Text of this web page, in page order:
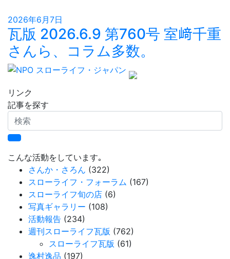
2026年6月7日
瓦版 2026.6.9 第760号 室﨑千重
さんら、コラム多数。
リンク
記事を探す
検
索
こんな活動をしています｡
さんか・さろん (322)
スローライフ・フォーラム (167)
スローライフ旬の店 (6)
写真ギャラリー (108)
活動報告 (234)
週刊スローライフ瓦版 (762)
スローライフ瓦版 (61)
逸村逸品 (197)